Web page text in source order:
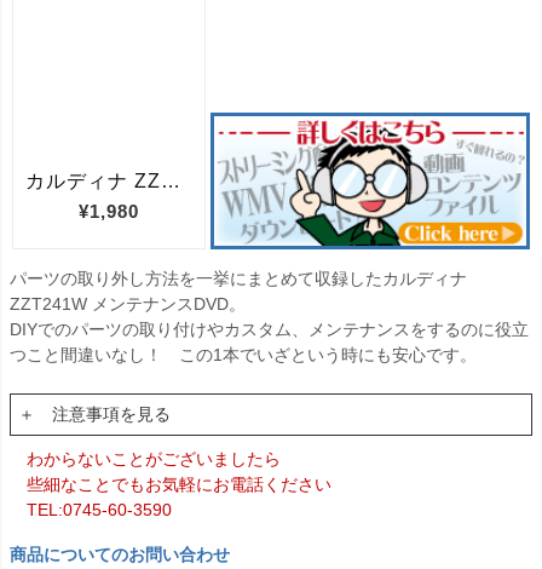
パーツの取り外し方法を一挙にまとめて収録したカルディナ
ZZT241W メンテナンスDVD。
DIYでのパーツの取り付けやカスタム、メンテナンスをするのに役立
つこと間違いなし！ この1本でいざという時にも安心です。
＋ 注意事項を見る
わからないことがございましたら
些細なことでもお気軽にお電話ください
TEL:0745-60-3590
商品についてのお問い合わせ